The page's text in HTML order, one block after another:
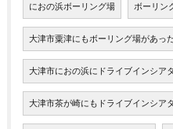
におの浜ボーリング場 ボーリン
大津市粟津にもボーリング場があっ
大津市におの浜にドライブインシア
大津市茶が崎にもドライブインシア